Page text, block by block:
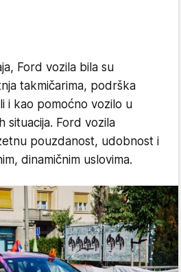
Ford vozila bila su
takmičarima, podrška
i kao pomoćno vozilo u
situacija. Ford vozila
pouzdanost, udobnost i
dinamičnim uslovima.